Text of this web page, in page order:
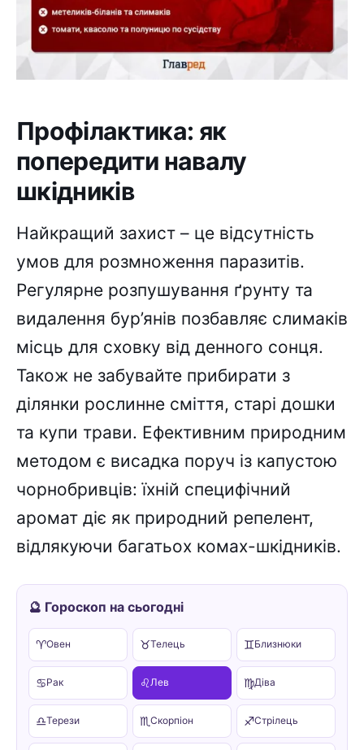
Профілактика: як
попередити навалу
шкідників
Найкращий захист – це відсутність
умов для розмноження паразитів.
Регулярне розпушування ґрунту та
видалення бур’янів позбавляє слимаків
місць для сховку від денного сонця.
Також не забувайте прибирати з
ділянки рослинне сміття, старі дошки
та купи трави. Ефективним природним
методом є висадка поруч із капустою
чорнобривців: їхній специфічний
аромат діє як природний репелент,
відлякуючи багатьох комах-шкідників.
🔮 Гороскоп на сьогодні
♈Овен ♉Телець ♊Близнюки
♋Рак ♌Лев ♍Діва
♎Терези ♏Скорпіон ♐Стрілець